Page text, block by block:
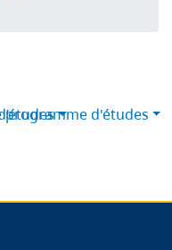
programme d'études